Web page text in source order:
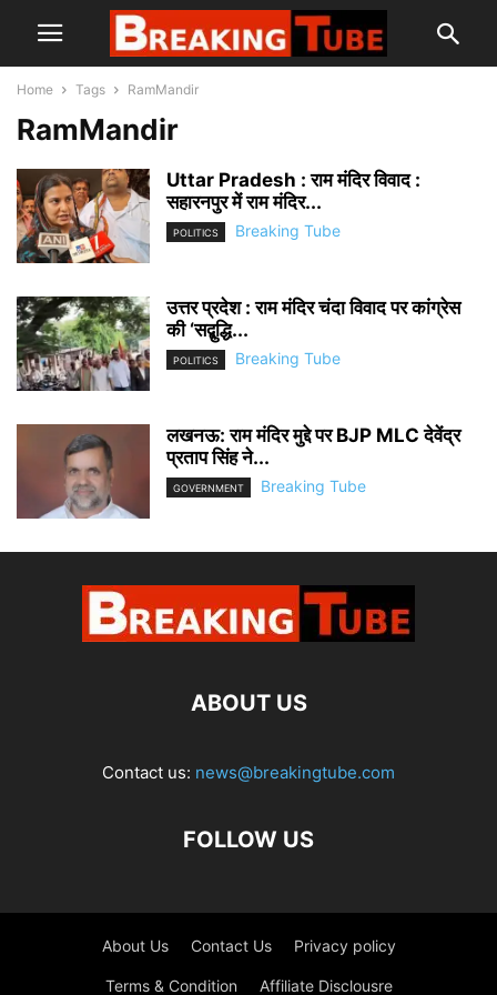
Home Tags RamMandir
RamMandir
Uttar Pradesh : राम मंदिर विवाद :
सहारनपुर में राम मंदिर...
POLITICS Breaking Tube
उत्तर प्रदेश : राम मंदिर चंदा विवाद पर कांग्रेस
की ‘सद्बुद्धि...
POLITICS Breaking Tube
लखनऊ: राम मंदिर मुद्दे पर BJP MLC देवेंद्र
प्रताप सिंह ने...
GOVERNMENT Breaking Tube
ABOUT US
Contact us: news@breakingtube.com
FOLLOW US
About Us Contact Us Privacy policy
Terms & Condition Affiliate Disclousre